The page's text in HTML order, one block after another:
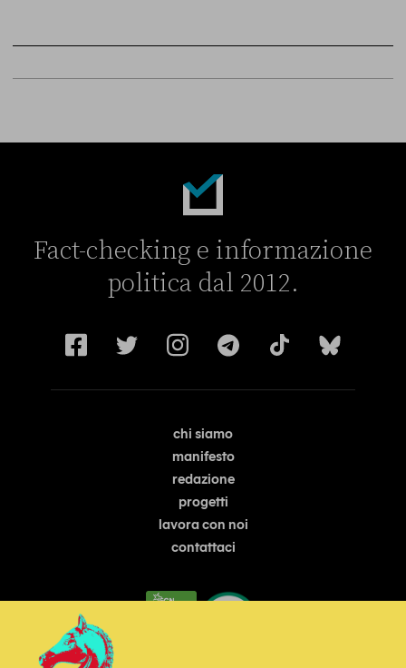
Fact-checking e informazione
politica dal 2012.
chi siamo
manifesto
redazione
progetti
lavora con noi
contattaci